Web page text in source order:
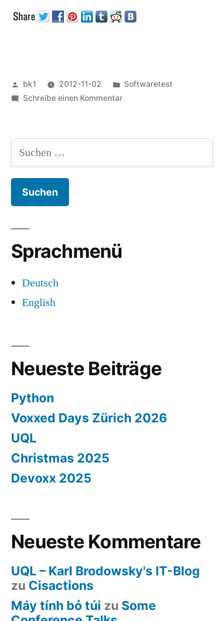
Unit-
Veröffentlicht
von
bk1 2012-11-02
Veröffentlicht
Softwaretest
Schreibe einen Kommentarzu
Unit-
Suchen
nach:
Sprachmenü
Deutsch
English
Neueste Beiträge
Python
Voxxed Days Zürich 2026
UQL
Christmas 2025
Devoxx 2025
Neueste Kommentare
UQL – Karl Brodowsky's IT-Blog
zu Cisactions
Máy tính bỏ túi zu Some